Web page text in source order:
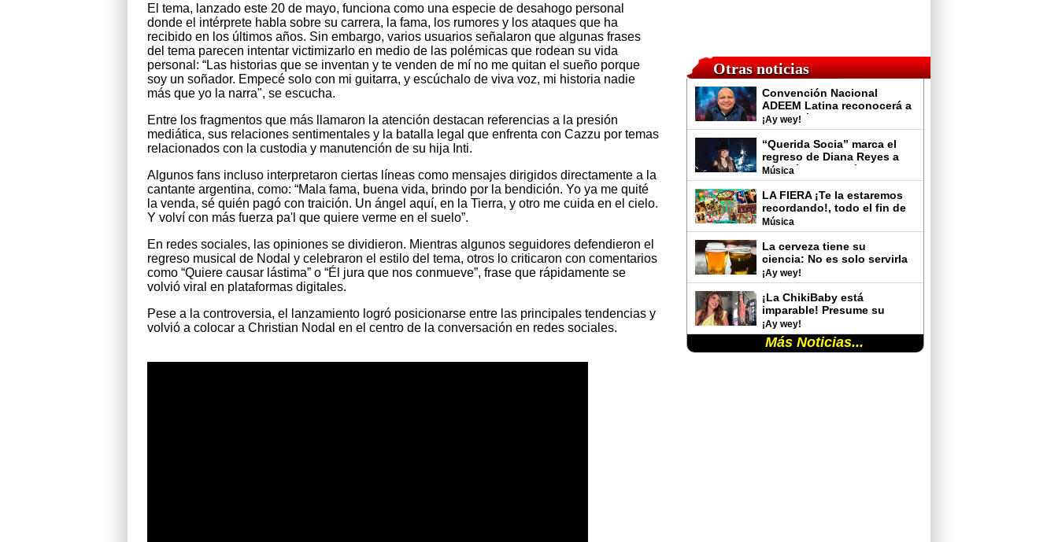
Otras noticias
Convención Nacional
ADEEM Latina reconocerá a
“Pilo” Zárate por su aporte a
la radio mexicana
¡Ay wey!
“Querida Socia” marca el
regreso de Diana Reyes a
sus raíces ¡Estará en
Veracruz!
Música
LA FIERA ¡Te la estaremos
recordando!, todo el fin de
semana
Música
La cerveza tiene su
ciencia: No es solo servirla
y tomarla
¡Ay wey!
¡La ChikiBaby está
imparable! Presume su
rutina de gimnasio y
sorprende con sus cambios
físicos
¡Ay wey!
Más Noticias...
El tema, lanzado este 20 de mayo, funciona como una especie de desahogo personal
donde el intérprete habla sobre su carrera, la fama, los rumores y los ataques que ha
recibido en los últimos años. Sin embargo, varios usuarios señalaron que algunas frases
del tema parecen intentar victimizarlo en medio de las polémicas que rodean su vida
personal: “Las historias que se inventan y te venden de mí no me quitan el sueño porque
soy un soñador. Empecé solo con mi guitarra, y escúchalo de viva voz, mi historia nadie
más que yo la narra", se escucha.
Entre los fragmentos que más llamaron la atención destacan referencias a la presión
mediática, sus relaciones sentimentales y la batalla legal que enfrenta con Cazzu por temas
relacionados con la custodia y manutención de su hija Inti.
Algunos fans incluso interpretaron ciertas líneas como mensajes dirigidos directamente a la
cantante argentina, como: “Mala fama, buena vida, brindo por la bendición. Yo ya me quité
la venda, sé quién pagó con traición. Un ángel aquí, en la Tierra, y otro me cuida en el cielo.
Y volví con más fuerza pa'l que quiere verme en el suelo”.
En redes sociales, las opiniones se dividieron. Mientras algunos seguidores defendieron el
regreso musical de Nodal y celebraron el estilo del tema, otros lo criticaron con comentarios
como “Quiere causar lástima” o “Él jura que nos conmueve”, frase que rápidamente se
volvió viral en plataformas digitales.
Pese a la controversia, el lanzamiento logró posicionarse entre las principales tendencias y
volvió a colocar a Christian Nodal en el centro de la conversación en redes sociales.